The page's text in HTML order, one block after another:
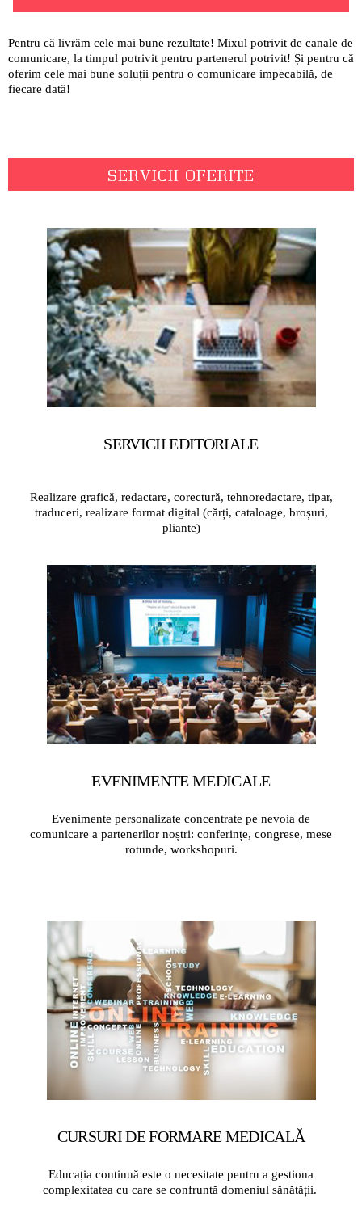
Pentru că livrăm cele mai bune rezultate! Mixul potrivit de canale de
comunicare, la timpul potrivit pentru partenerul potrivit! Și pentru că
oferim cele mai bune soluții pentru o comunicare impecabilă, de
fiecare dată!
SERVICII OFERITE
SERVICII EDITORIALE
Realizare grafică, redactare, corectură, tehnoredactare, tipar,
traduceri, realizare format digital (cărți, cataloage, broșuri,
pliante)
EVENIMENTE MEDICALE
Evenimente personalizate concentrate pe nevoia de
comunicare a partenerilor noștri: conferințe, congrese, mese
rotunde, workshopuri.
CURSURI DE FORMARE MEDICALĂ
Educația continuă este o necesitate pentru a gestiona
complexitatea cu care se confruntă domeniul sănătății.